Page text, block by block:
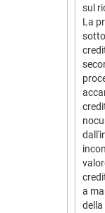
sul
La
a